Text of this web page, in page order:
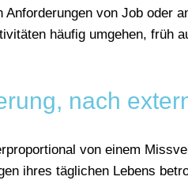
von Job oder
häufig umgehen, früh
nach
von einem
ihres täglichen Lebens